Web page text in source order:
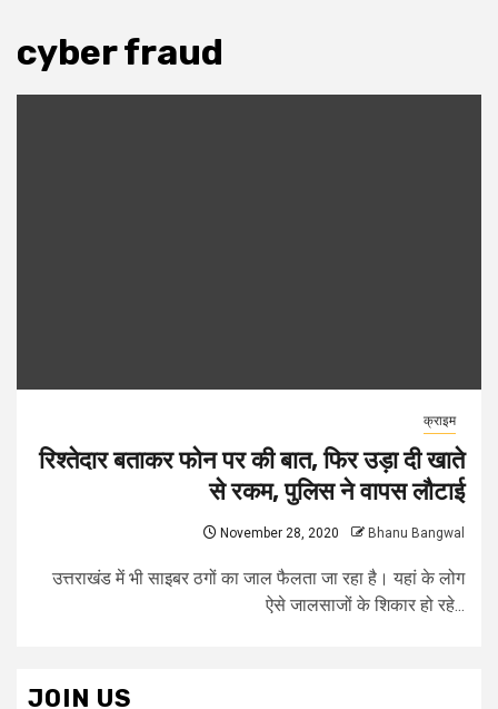
cyber fraud
क्राइम
रिश्तेदार बताकर फोन पर की बात, फिर उड़ा दी खाते
से रकम, पुलिस ने वापस लौटाई
November 28, 2020 Bhanu Bangwal
उत्तराखंड में भी साइबर ठगों का जाल फैलता जा रहा है। यहां के लोग
ऐसे जालसाजों के शिकार हो रहे...
JOIN US